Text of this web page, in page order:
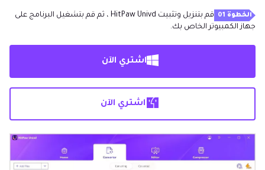
الخطوة 01
قم بتنزيل وتثبيت HitPaw Univd ، ثم قم بتشغيل البرنامج على
جهاز الكمبيوتر الخاص بك.
اشتري الآن
اشتري الآن